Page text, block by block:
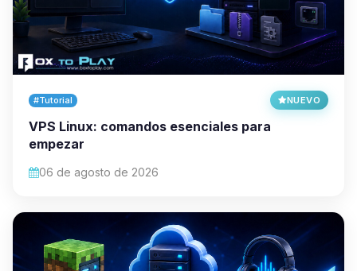
#Tutorial NUEVO
VPS Linux: comandos esenciales para
empezar
06 de agosto de 2026